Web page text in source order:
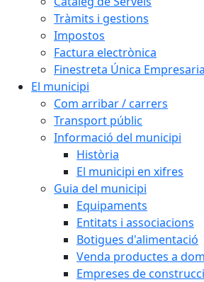
Tràmits i gestions
Impostos
Factura electrònica
Finestreta Única
El municipi
Com arribar / carrers
Transport públic
Informació del municipi
Història
El municipi en xifres
Guia del municipi
Equipaments
Entitats i associacions
Botigues d'alimentació
Venda productes a
Empreses de